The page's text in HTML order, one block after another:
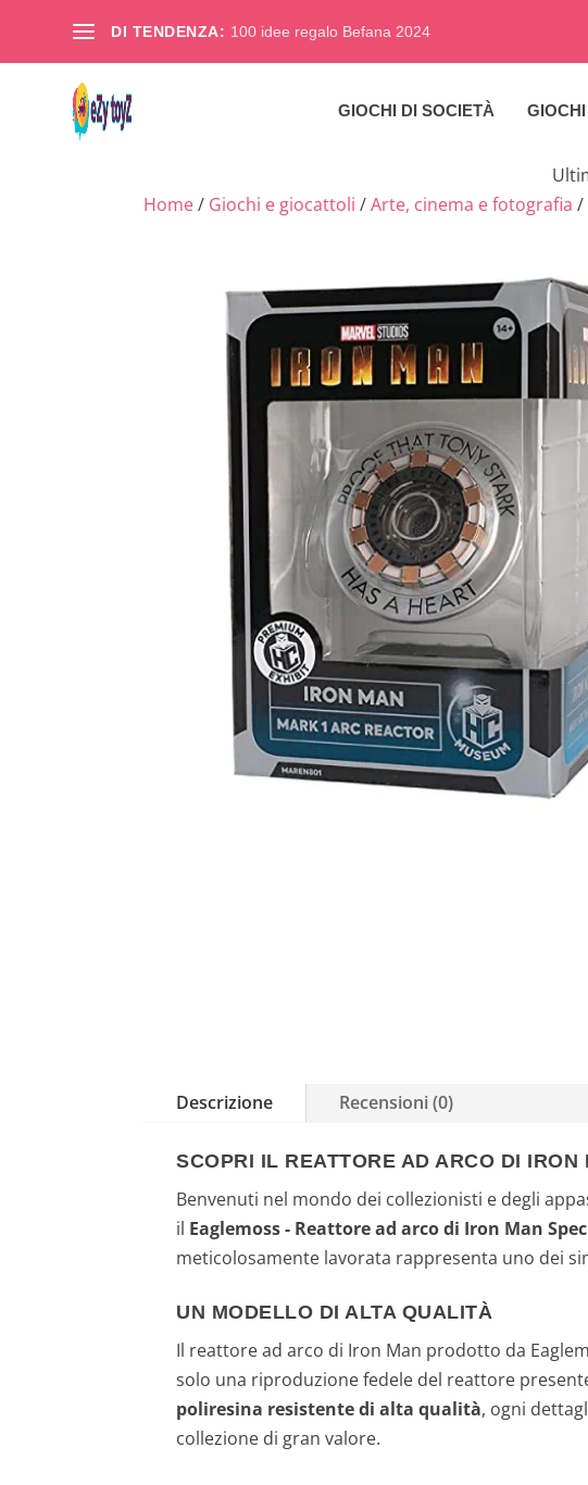
DI TENDENZA: 100 idee regalo Befana 2024
GIOCHI DI SOCIETÀ
Home/ Giochi e giocattoli /Arte, cinema e fotografia /
Descrizione Recensioni (0)
SCOPRI IL REATTORE AD ARCO DI
Benvenuti nel mondo dei collezionisti e degli
il Eaglemoss - Reattore ad arco di Iron Man
meticolosamente lavorata rappresenta uno dei
UN MODELLO DI ALTA QUALITÀ
Il reattore ad arco di Iron Man prodotto da
solo una riproduzione fedele del reattore
poliresina resistente di alta qualità, ogni
collezione di gran valore.